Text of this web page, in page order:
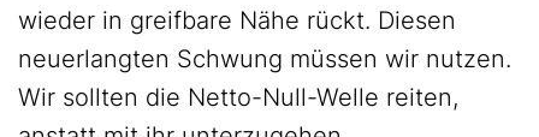
wieder in greifbare Nähe rückt. Diesen
neuerlangten Schwung müssen wir nutzen.
Wir sollten die Netto-Null-Welle reiten,